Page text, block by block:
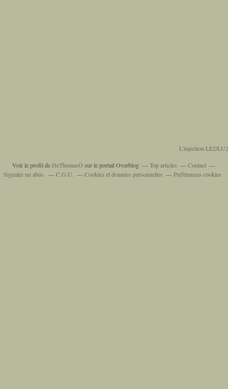
L'injection LE2/
Voir le profil de DeThomasO sur le portail Overblog Top articles
Contact
Signaler un abus
C.G.U. Cookies et données personnelles Préférences cookies